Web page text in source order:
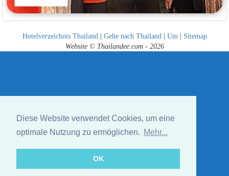
Diese Website verwendet Cookies, um eine
optimale Nutzung zu ermöglichen. Mehr...
OK
Hotelverzeichnis Thailand | Gehe nach Thailand | Um | Sitemap
Website © Thailandee.com - 2026